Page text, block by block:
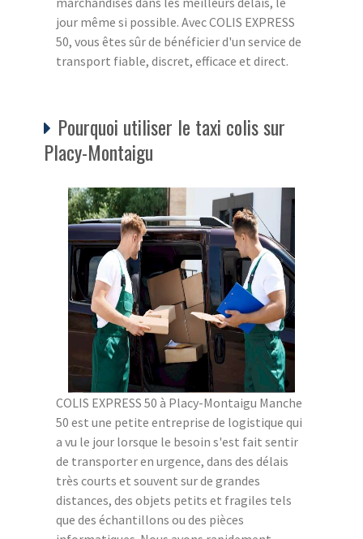
jour même si possible. Avec COLIS EXPRESS
50, vous êtes sûr de bénéficier d'un service de
transport fiable, discret, efficace et direct.
Pourquoi utiliser le taxi colis sur
Placy-Montaigu
COLIS EXPRESS 50 à Placy-Montaigu Manche
50 est une petite entreprise de logistique qui
a vu le jour lorsque le besoin s'est fait sentir
de transporter en urgence, dans des délais
très courts et souvent sur de grandes
distances, des objets petits et fragiles tels
que des échantillons ou des pièces